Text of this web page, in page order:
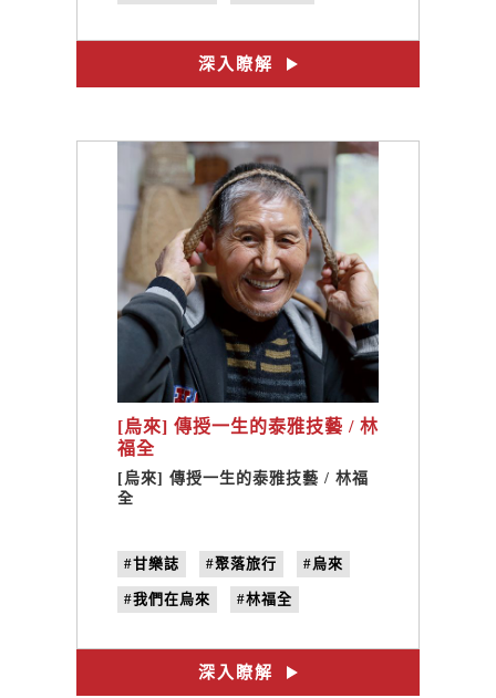
深入瞭解
[烏來] 傳授一生的泰雅技藝 / 林
福全
[烏來] 傳授一生的泰雅技藝 / 林福
全
#甘樂誌 #聚落旅行 #烏來
#我們在烏來 #林福全
#薪火相傳
深入瞭解